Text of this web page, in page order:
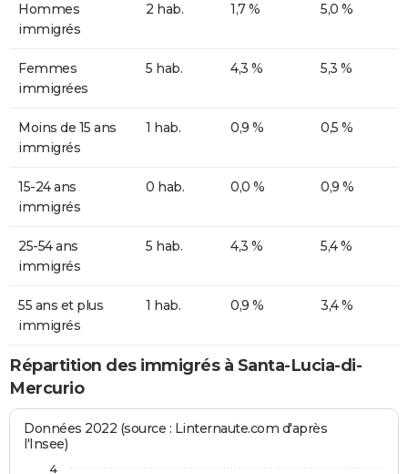
Hommes
immigrés
2 hab. 1,7 % 5,0 %
Femmes
immigrées
5 hab. 4,3 % 5,3 %
Moins de 15 ans
immigrés
1 hab. 0,9 % 0,5 %
15-24 ans
immigrés
0 hab. 0,0 % 0,9 %
25-54 ans
immigrés
5 hab. 4,3 % 5,4 %
55 ans et plus
immigrés
1 hab. 0,9 % 3,4 %
Répartition des immigrés à Santa-Lucia-di-
Mercurio
Données 2022 (source : Linternaute.com d'après
l'Insee)
4